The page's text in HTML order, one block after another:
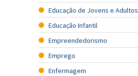
Educação de Jovens e Adultos
Educação Infantil
Empreendedorismo
Emprego
Enfermagem